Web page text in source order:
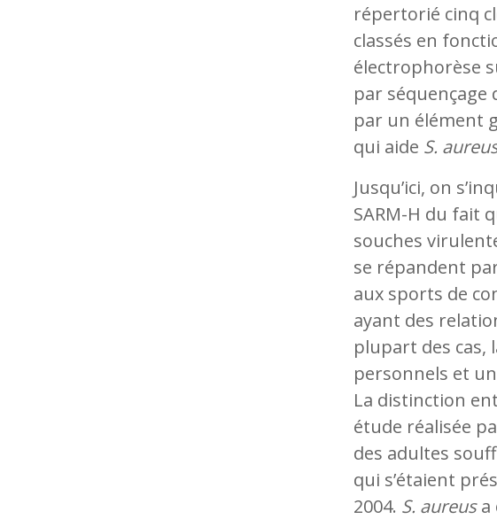
répertorié cinq
classés en
électrophorèse
par séquençage
par un élément
qui aide S.
Jusqu’ici, on
SARM-H du fait
souches
se répandent
aux sports de
ayant des
plupart des cas,
personnels et
La distinction
étude réalisée
des adultes
qui s’étaient
2004. S. aureusa